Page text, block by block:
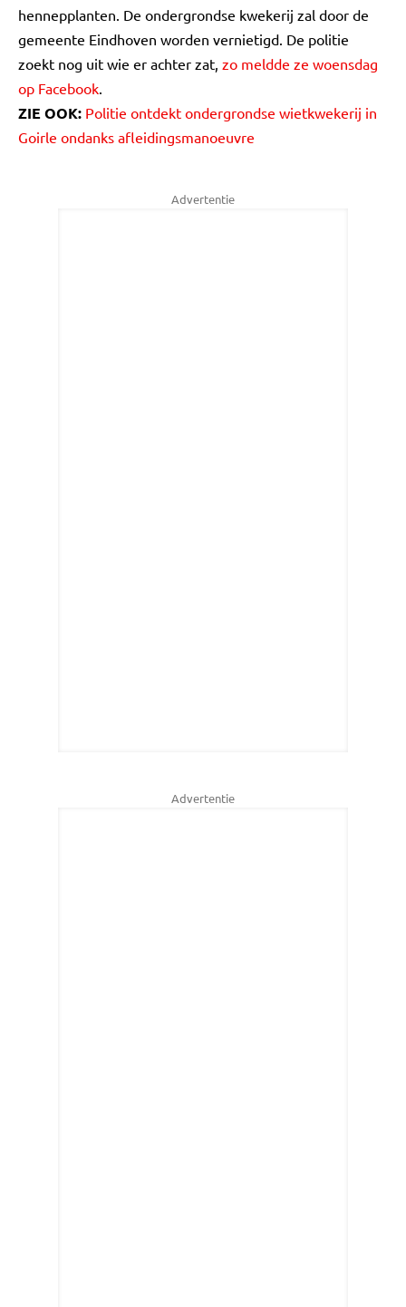
hennepplanten. De ondergrondse kwekerij zal door de
gemeente Eindhoven worden vernietigd. De politie
zoekt nog uit wie er achter zat, zo meldde ze woensdag
op Facebook.
ZIE OOK: Politie ontdekt ondergrondse wietkwekerij in
Goirle ondanks afleidingsmanoeuvre
Advertentie
Advertentie